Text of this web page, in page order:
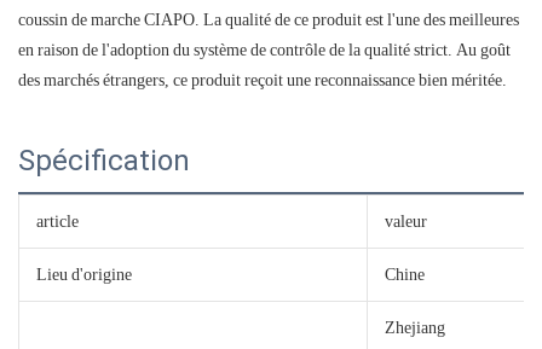
coussin de marche CIAPO. La qualité de ce produit est l'une des meilleures
en raison de l'adoption du système de contrôle de la qualité strict. Au goût
des marchés étrangers, ce produit reçoit une reconnaissance bien méritée.
Spécification
article valeur
Lieu d'origine Chine
Zhejiang